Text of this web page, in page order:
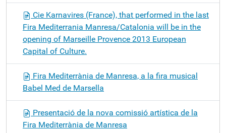
Cie Karnavires (France), that performed in the last
Fira Mediterrania Manresa/Catalonia will be in the
opening of Marseille Provence 2013 European
Capital of Culture.
Fira Mediterrània de Manresa, a la fira musical
Babel Med de Marsella
Presentació de la nova comissió artística de la
Fira Mediterrània de Manresa